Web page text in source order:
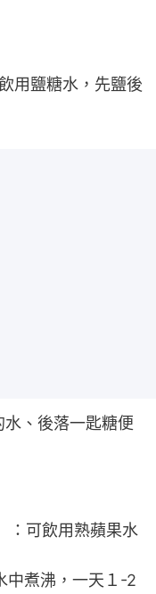
用鹽糖水，先鹽後
、後落一匙糖便
可飲用熟蘋果水
中煮沸，一天１-2